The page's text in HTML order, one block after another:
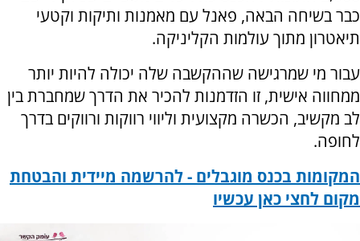
כבר בשיחה הבאה, פאנל עם מאמנות ותיקות וקטעי
תיאטרון מתוך עולמות הקליניקה.
עבור מי שמרגישה שההקשבה שלה יכולה להיות יותר
ממחווה אישית, זו הזדמנות להכיר את הדרך שמחברת בין
לב מקשיב, הכשרה מקצועית וליווי רווקות ורווקים בדרך
לחופה.
המקומות בכנס מוגבלים - להרשמה מיידית והבטחת
מקום לחצי כאן עכשיו